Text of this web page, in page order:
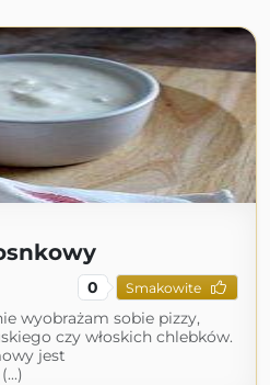
0 Smakowite
wyobrażam sobie pizzy,
czy włoskich chlebków.
jest